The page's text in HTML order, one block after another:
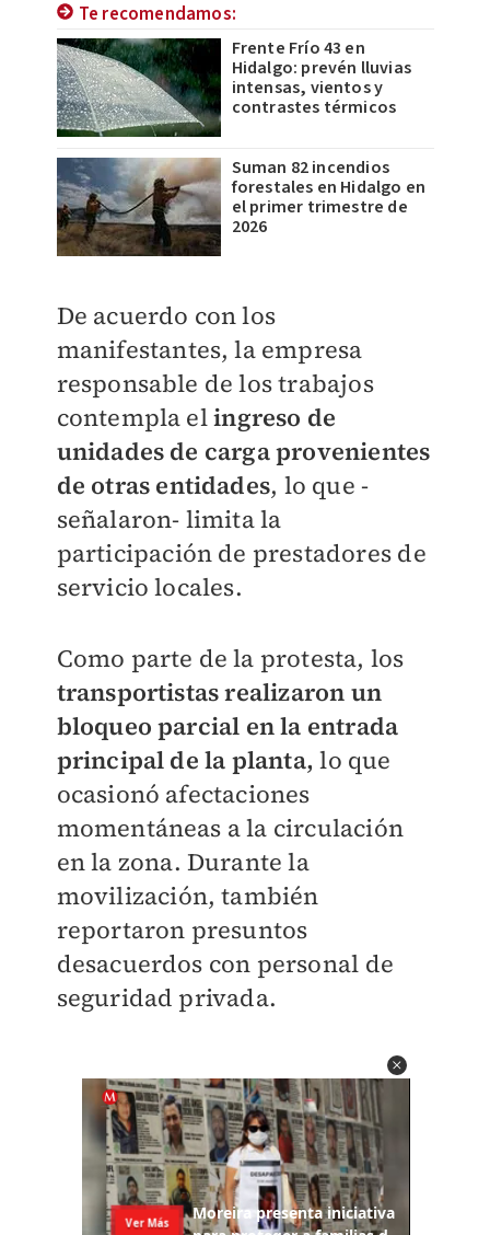
Te recomendamos:
Frente Frío 43 en
Hidalgo: prevén lluvias
intensas, vientos y
contrastes térmicos
Suman 82 incendios
forestales en Hidalgo en
el primer trimestre de
2026
De acuerdo con los
manifestantes, la empresa
responsable de los trabajos
contempla elingreso de
unidades de carga provenientes
de otras entidades, lo que -
señalaron- limita la
participación de prestadores de
servicio locales.
Como parte de la protesta, los
transportistas realizaron un
bloqueo parcial en la entrada
principal de la planta, lo que
ocasionó afectaciones
momentáneas a la circulación
en la zona. Durante la
movilización, también
reportaron presuntos
desacuerdos con personal de
seguridad privada.